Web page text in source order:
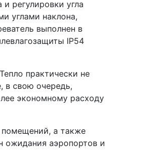
регулировки угла
углами наклона,
выполнен в
IP54
практически не
в свою очередь,
экономному расходу
помещений, а также
ожидания аэропортов и